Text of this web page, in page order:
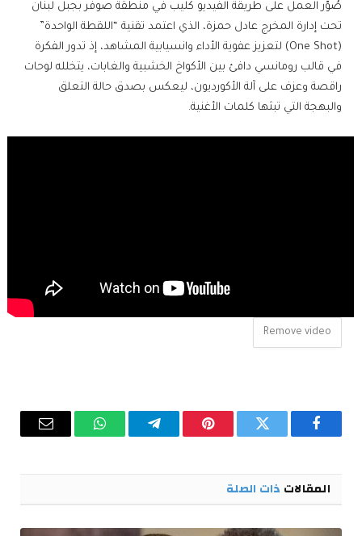
صُوّر العمل على طريقة الفيديو كليب في منطقة صوفر بجبل لبنان
تحت إدارة المخرج عادل حمزة، الذي اعتمد تقنية “اللقطة الواحدة”
(One Shot) لتعزيز عفوية الأداء وانسيابية المشاهد، إذ تدور الفكرة
في قالب رومانسي دافئ بين الأكواخ الخشبية والغابات، يتخلله لوحات
راقصة وعزف على آلة الأكورديون، ليعكس بصدق حالة التعلق
والبهجة التي تبثها كلمات الأغنية.
فيسبوك تويتر بينتيريستتيلقرام واتساب البريد
المقالات ذات الصلة